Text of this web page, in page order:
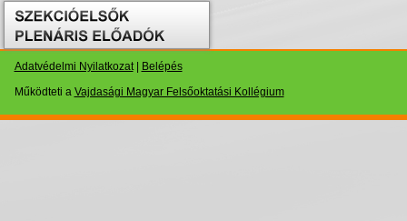
Adatvédelmi Nyilatkozat|
Belépés
Működteti a Vajdasági Magyar Felsőoktatási Kollégium